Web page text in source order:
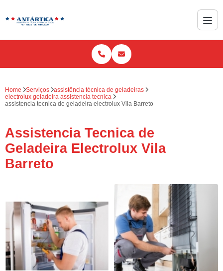
Home Serviços
assistência técnica de geladeiras
electrolux geladeira assistencia tecnica
assistencia tecnica de geladeira electrolux Vila Barreto
Assistencia Tecnica de
Geladeira Electrolux Vila
Barreto